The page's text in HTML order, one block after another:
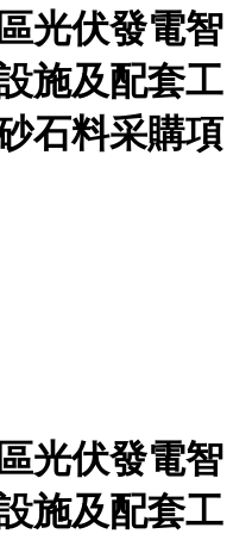
光伏發電智
施及配套工
石料采購項
光伏發電智
施及配套工